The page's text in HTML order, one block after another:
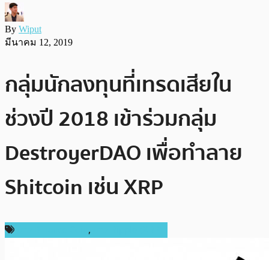
By Wiput
มีนาคม 12, 2019
กลุ่มนักลงทุนที่เทรดเสียใน
ช่วงปี 2018 เข้าร่วมกลุ่ม
DestroyerDAO เพื่อทำลาย
Shitcoin เช่น XRP
,